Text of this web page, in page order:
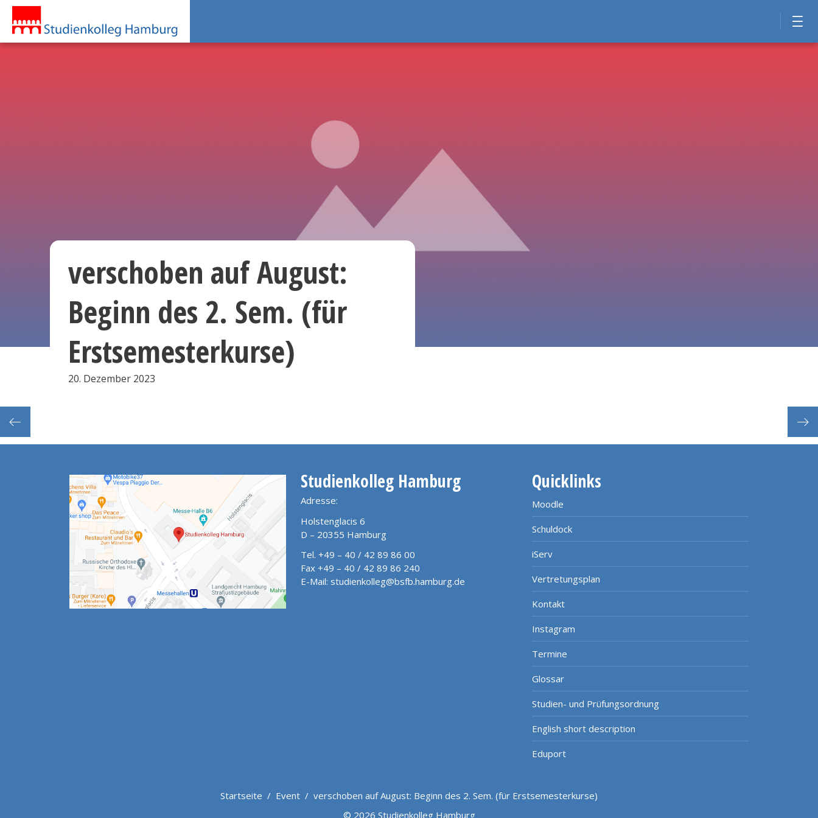
verschoben auf August:
Beginn des 2. Sem. (für
Erstsemesterkurse)
20. Dezember 2023
Studienkolleg Hamburg
Adresse:
Holstenglacis 6
D – 20355 Hamburg
Tel. +49 – 40 / 42 89 86 00
Fax +49 – 40 / 42 89 86 240
E-Mail: studienkolleg@bsfb.hamburg.de
Quicklinks
Moodle
Schuldock
iServ
Vertretungsplan
Kontakt
Instagram
Termine
Glossar
Studien- und Prüfungsordnung
English short description
Eduport
Startseite / Event / verschoben auf August: Beginn des 2. Sem. (für Erstsemesterkurse)
© 2026 Studienkolleg Hamburg